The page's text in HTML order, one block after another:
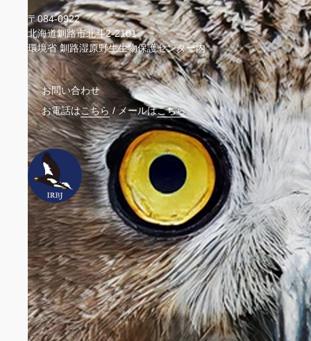
〒084-0922
北海道釧路市北斗2-2101
環境省 釧路湿原野生生物保護センター内
お問い合わせ
お電話はこちら / メールはこちら
ウ